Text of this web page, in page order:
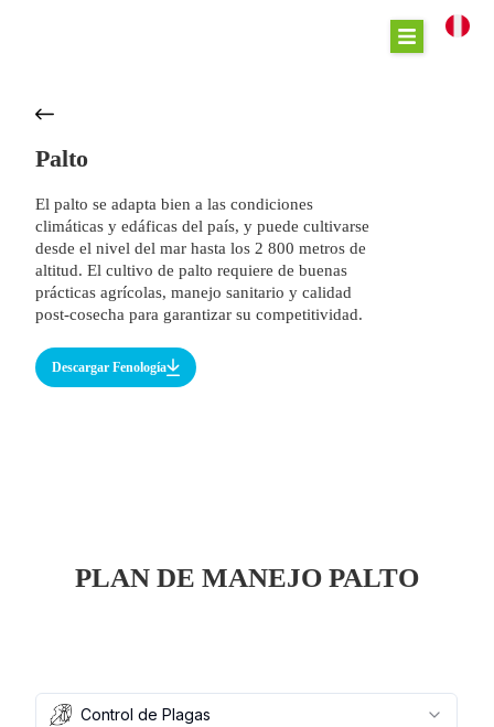
Palto
El palto se adapta bien a las condiciones
climáticas y edáficas del país, y puede cultivarse
desde el nivel del mar hasta los 2 800 metros de
altitud. El cultivo de palto requiere de buenas
prácticas agrícolas, manejo sanitario y calidad
post-cosecha para garantizar su competitividad.
Descargar Fenología
PLAN DE MANEJO PALTO